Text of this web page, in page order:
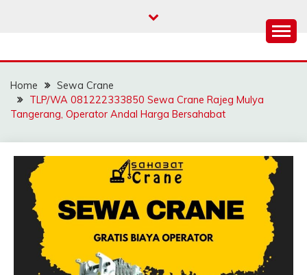
SAHABAT CRANE |
JASA SEWA CRANE |
FORKLIFT | SKYLIFT
Home
Sewa Crane
TLP/WA 081222333850 Sewa Crane Rajeg Mulya
Tangerang, Operator Andal Harga Bersahabat